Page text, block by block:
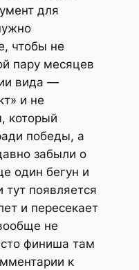
для
чтобы не
пару месяцев
вида —
и не
который
победы, а
забыли о
один бегун и
тут появляется
и пересекает
не
финиша там
к